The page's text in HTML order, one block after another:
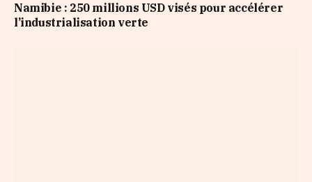
Namibie : 250 millions USD visés pour accélérer
l’industrialisation verte